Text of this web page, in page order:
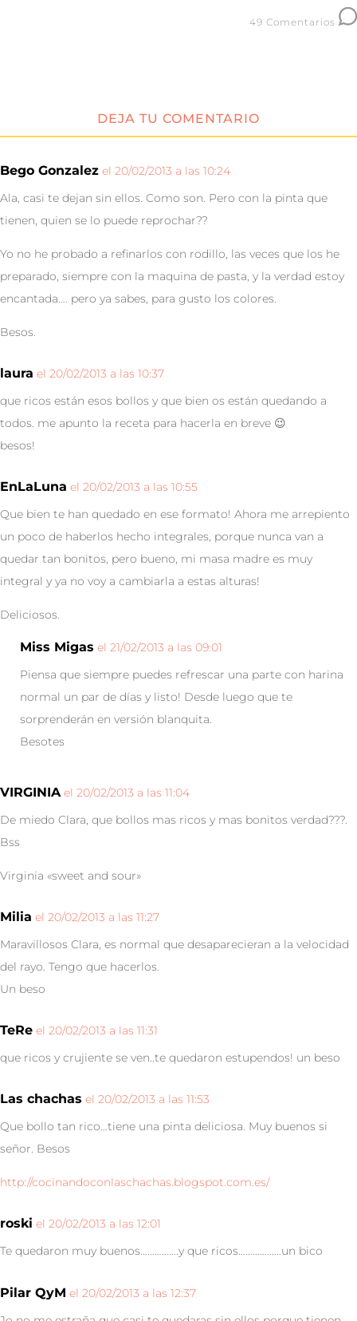
49 Comentarios
DEJA TU COMENTARIO
Bego Gonzalez el 20/02/2013 a las 10:24
Ala, casi te dejan sin ellos. Como son. Pero con la pinta que
tienen, quien se lo puede reprochar??
Yo no he probado a refinarlos con rodillo, las veces que los he
preparado, siempre con la maquina de pasta, y la verdad estoy
encantada…. pero ya sabes, para gusto los colores.
Besos.
laura el 20/02/2013 a las 10:37
que ricos están esos bollos y que bien os están quedando a
todos. me apunto la receta para hacerla en breve 😉
besos!
EnLaLuna el 20/02/2013 a las 10:55
Que bien te han quedado en ese formato! Ahora me arrepiento
un poco de haberlos hecho integrales, porque nunca van a
quedar tan bonitos, pero bueno, mi masa madre es muy
integral y ya no voy a cambiarla a estas alturas!
Deliciosos.
Miss Migas el 21/02/2013 a las 09:01
Piensa que siempre puedes refrescar una parte con harina
normal un par de días y listo! Desde luego que te
sorprenderán en versión blanquita.
Besotes
VIRGINIA el 20/02/2013 a las 11:04
De miedo Clara, que bollos mas ricos y mas bonitos verdad???.
Bss
Virginia «sweet and sour»
Milia el 20/02/2013 a las 11:27
Maravillosos Clara, es normal que desaparecieran a la velocidad
del rayo. Tengo que hacerlos.
Un beso
TeRe el 20/02/2013 a las 11:31
que ricos y crujiente se ven..te quedaron estupendos! un beso
Las chachas el 20/02/2013 a las 11:53
Que bollo tan rico…tiene una pinta deliciosa. Muy buenos si
señor. Besos
http://cocinandoconlaschachas.blogspot.com.es/
roski el 20/02/2013 a las 12:01
Te quedaron muy buenos…………….y que ricos………………un bico
Pilar QyM el 20/02/2013 a las 12:37